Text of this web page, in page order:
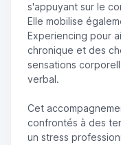
s'appuyant sur le
Elle mobilise
Experiencing pour
chronique et des
sensations
verbal.
Cet
confrontés à des
un stress